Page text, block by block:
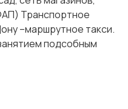
Транспортное
–маршрутное такси.
подсобным